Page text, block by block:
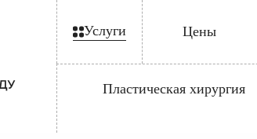
Услуги Цены
Пластическая хирургия